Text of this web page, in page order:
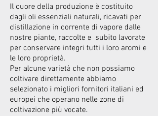
Il cuore della produzione è costituito
dagli oli essenziali naturali, ricavati per
distillazione in corrente di vapore dalle
nostre piante, raccolte e subito lavorate
per conservare integri tutti i loro aromi e
le loro proprietà.
Per alcune varietà che non possiamo
coltivare direttamente abbiamo
selezionato i migliori fornitori italiani ed
europei che operano nelle zone di
coltivazione più vocate.